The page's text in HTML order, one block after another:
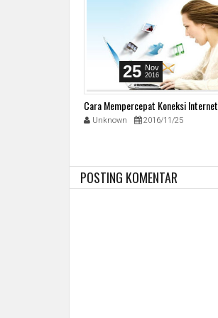
25 Nov
2016
Cara Mempercepat Koneksi Internet
Unknown 2016/11/25
POSTING KOMENTAR